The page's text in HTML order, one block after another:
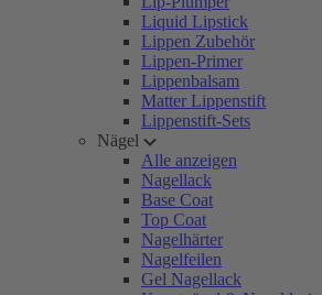
Liquid Lipstick
Lippen Zubehör
Lippen-Primer
Lippenbalsam
Matter Lippenstift
Lippenstift-Sets
Nägel
Alle anzeigen
Nagellack
Base Coat
Top Coat
Nagelhärter
Nagelfeilen
Gel Nagellack